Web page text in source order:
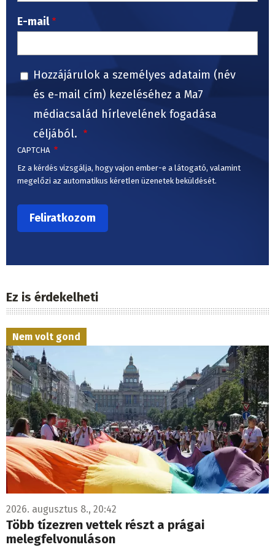
E-mail
Hozzájárulok a személyes adataim (név
és e-mail cím) kezeléséhez a Ma7
médiacsalád hírlevelének fogadása
céljából.
CAPTCHA
Ez a kérdés vizsgálja, hogy vajon ember-e a látogató, valamint
megelőzi az automatikus kéretlen üzenetek beküldését.
Ez is érdekelheti
Nem volt gond
2026. augusztus 8., 20:42
Több tízezren vettek részt a prágai
melegfelvonuláson